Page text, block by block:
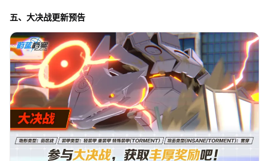
五、大决战更新预告